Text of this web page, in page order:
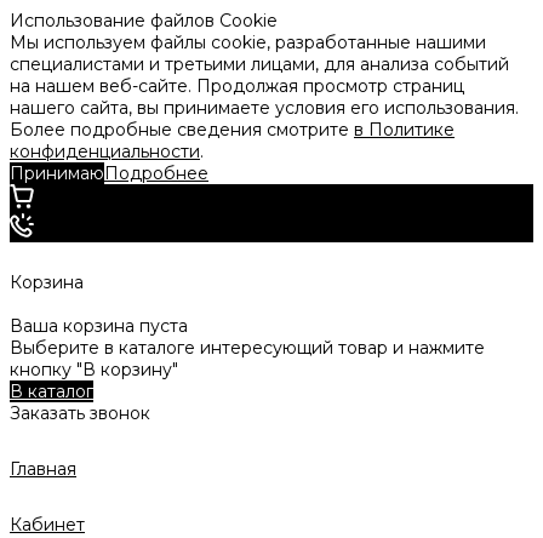
Использование файлов Cookie
Мы используем файлы cookie, разработанные нашими
специалистами и третьими лицами, для анализа событий
на нашем веб-сайте. Продолжая просмотр страниц
нашего сайта, вы принимаете условия его использования.
Более подробные сведения смотрите в Политике
конфиденциальности.
ПринимаюПодробнее
Корзина
Ваша корзина пуста
Выберите в каталоге интересующий товар и нажмите
кнопку "В корзину"
В каталог
Заказать звонок
Главная
Кабинет